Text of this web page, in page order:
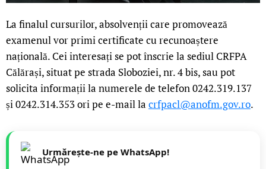
La finalul cursurilor, absolvenții care promovează
examenul vor primi certificate cu recunoaștere
națională. Cei interesați se pot înscrie la sediul CRFPA
Călărași, situat pe strada Sloboziei, nr. 4 bis, sau pot
solicita informații la numerele de telefon 0242.319.137
și 0242.314.353 ori pe e-mail la crfpacl@anofm.gov.ro.
Urmărește-ne pe WhatsApp!